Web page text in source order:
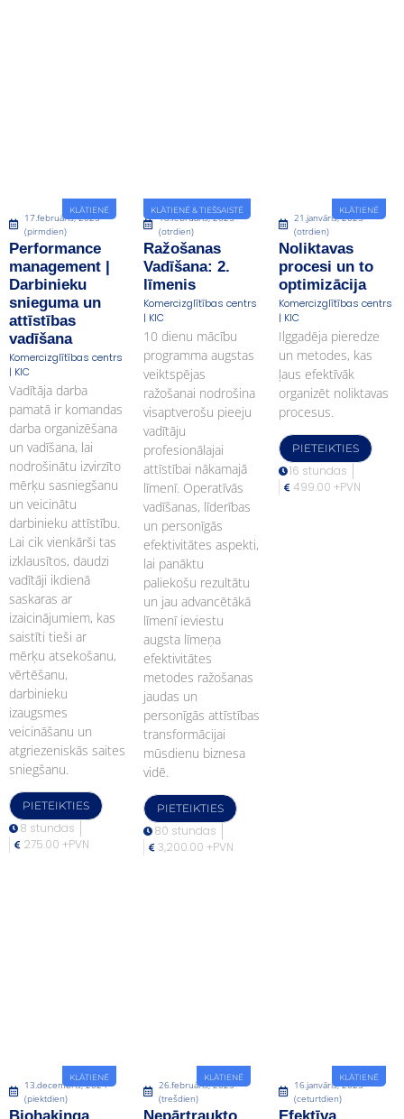
KLĀTIENĒ
17.februāris, 2025
(pirmdien)
Performance
management |
Darbinieku
snieguma un
attīstības
vadīšana
Komercizglītības centrs
| KIC
Vadītāja darba
pamatā ir komandas
darba organizēšana
un vadīšana, lai
nodrošinātu izvirzīto
mērķu sasniegšanu
un veicinātu
darbinieku attīstību.
Lai cik vienkārši tas
izklausītos, daudzi
vadītāji ikdienā
saskaras ar
izaicinājumiem, kas
saistīti tieši ar
mērķu atsekošanu,
vērtēšanu,
darbinieku
izaugsmes
veicināšanu un
atgriezeniskās saites
sniegšanu.
PIETEIKTIES
8 stundas
275.00 +PVN
KLĀTIENĒ & TIEŠSAISTĒ
18.februāris, 2025
(otrdien)
Ražošanas
Vadīšana: 2.
līmenis
Komercizglītības centrs
| KIC
10 dienu mācību
programma augstas
veiktspējas
ražošanai nodrošina
visaptverošu pieeju
vadītāju
profesionālajai
attīstībai nākamajā
līmenī. Operatīvās
vadīšanas, līderības
un personīgās
efektivitātes aspekti,
lai panāktu
paliekošu rezultātu
un jau advancētākā
līmenī ieviestu
augsta līmeņa
efektivitātes
metodes ražošanas
jaudas un
personīgās attīstības
transformācijai
mūsdienu biznesa
vidē.
PIETEIKTIES
80 stundas
3,200.00 +PVN
KLĀTIENĒ
21.janvāris, 2025
(otrdien)
Noliktavas
procesi un to
optimizācija
Komercizglītības centrs
| KIC
Ilggadēja pieredze
un metodes, kas
ļaus efektīvāk
organizēt noliktavas
procesus.
PIETEIKTIES
16 stundas
499.00 +PVN
KLĀTIENĒ
13.decembris, 2024
(piektdien)
KLĀTIENĒ
26.februāris, 2025
(trešdien)
KLĀTIENĒ
16.janvāris, 2025
(ceturtdien)